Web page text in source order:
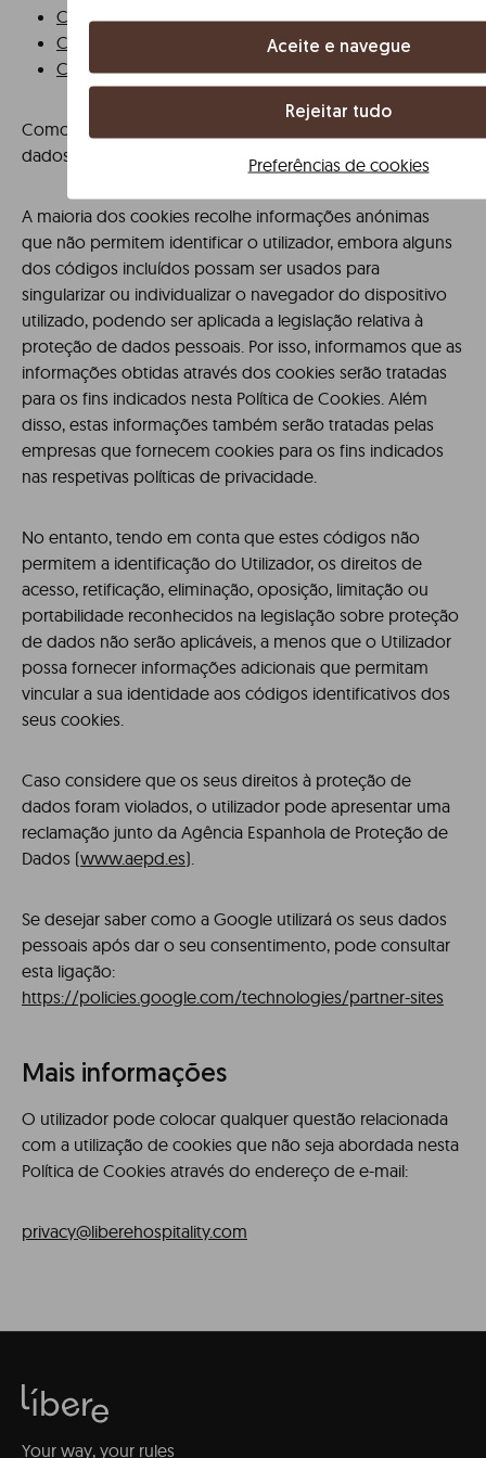
Configuração de cookies para o Mozilla Firefox
Configuração de cookies para o Internet Explorer
Configuração de cookies para o Safari
Como é que o uso de cookies afeta a proteção de
dados pessoais do utilizador?
A maioria dos cookies recolhe informações anónimas
que não permitem identificar o utilizador, embora alguns
dos códigos incluídos possam ser usados para
singularizar ou individualizar o navegador do dispositivo
utilizado, podendo ser aplicada a legislação relativa à
proteção de dados pessoais. Por isso, informamos que as
informações obtidas através dos cookies serão tratadas
para os fins indicados nesta Política de Cookies. Além
disso, estas informações também serão tratadas pelas
empresas que fornecem cookies para os fins indicados
nas respetivas políticas de privacidade.
No entanto, tendo em conta que estes códigos não
permitem a identificação do Utilizador, os direitos de
acesso, retificação, eliminação, oposição, limitação ou
portabilidade reconhecidos na legislação sobre proteção
de dados não serão aplicáveis, a menos que o Utilizador
possa fornecer informações adicionais que permitam
vincular a sua identidade aos códigos identificativos dos
seus cookies.
Caso considere que os seus direitos à proteção de
dados foram violados, o utilizador pode apresentar uma
reclamação junto da Agência Espanhola de Proteção de
Dados (www.aepd.es).
Se desejar saber como a Google utilizará os seus dados
pessoais após dar o seu consentimento, pode consultar
esta ligação:
https://policies.google.com/technologies/partner-sites
Mais informações
O utilizador pode colocar qualquer questão relacionada
com a utilização de cookies que não seja abordada nesta
Política de Cookies através do endereço de e-mail:
privacy@liberehospitality.com
Your way, your rules
Aceite e navegue
Rejeitar tudo
Preferências de cookies